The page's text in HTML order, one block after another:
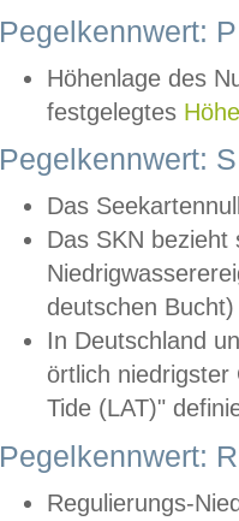
Pegelkennwert:
Höhenlage des
festgelegtes
Pegelkennwert:
Das
Das SKN
deutschen
In Deutschland
örtlich
Tide (LAT)"
Pegelkennwert:
Regulierungs-